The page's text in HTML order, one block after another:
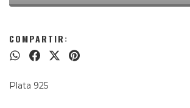
COMPARTIR:
Plata 925